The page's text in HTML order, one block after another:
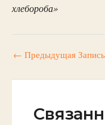
хлебороба»
← Предыдущая Запись